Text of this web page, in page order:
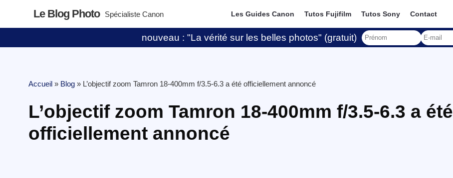
Le Blog Photo Spécialiste Canon Les Guides Canon Tutos Fujifilm Tutos Sony Contact
nouveau : "La vérité sur les belles photos" (gratuit)
Accueil » Blog » L’objectif zoom Tamron 18-400mm f/3.5-6.3 a été officiellement annoncé
L’objectif zoom Tamron 18-400mm f/3.5-6.3 a été
officiellement annoncé